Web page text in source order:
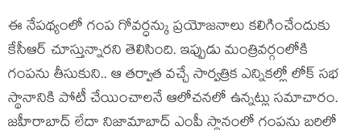
ఈ నేపథ్యంలో గంప గోవర్ధన్కు ప్రయోజనాలు కలిగించేందుకు
కేసీఆర్ చూస్తున్నారని తెలిసింది. ఇప్పుడు మంత్రివర్గంలోకి
గంపను తీసుకుని.. ఆ తర్వాత వచ్చే సార్వత్రిక ఎన్నికల్లో లోక్ సభ
స్థానానికి పోటీ చేయించాలనే ఆలోచనలో ఉన్నట్లు సమాచారం.
జహీరాబాద్ లేదా నిజామాబాద్ ఎంపీ స్థానంలో గంపను బరిలో